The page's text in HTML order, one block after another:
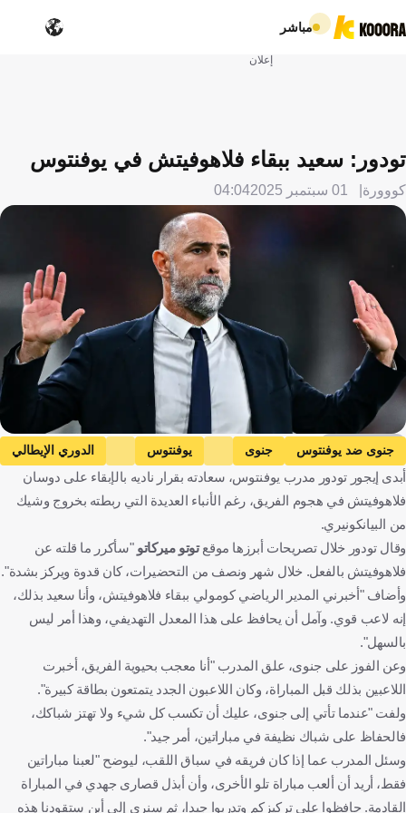
مباشر
إعلان
تودور: سعيد ببقاء فلاهوفيتش في يوفنتوس
كووورة 01 سبتمبر 2025 04:04
جنوى ضد يوفنتوس جنوى يوفنتوس
الدوري الإيطالي
دوشان فلاهوفيتش
إيغور تودور إيطاليا كرة قدم
أبدى إيجور تودور مدرب يوفنتوس، سعادته بقرار ناديه بالإبقاء على دوسان
فلاهوفيتش في هجوم الفريق، رغم الأنباء العديدة التي ربطته بخروج وشيك
من البيانكونيري.
وقال تودور خلال تصريحات أبرزها موقعتوتو ميركاتو "سأكرر ما قلته عن
فلاهوفيتش بالفعل. خلال شهر ونصف من التحضيرات، كان قدوة ويركز بشدة".
وأضاف "أخبرني المدير الرياضي كومولي ببقاء فلاهوفيتش، وأنا سعيد بذلك،
إنه لاعب قوي. وآمل أن يحافظ على هذا المعدل التهديفي، وهذا أمر ليس
بالسهل".
وعن الفوز على جنوى، علق المدرب "أنا معجب بحيوية الفريق، أخبرت
اللاعبين بذلك قبل المباراة، وكان اللاعبون الجدد يتمتعون بطاقة كبيرة".
ولفت "عندما تأتي إلى جنوى، عليك أن تكسب كل شيء ولا تهتز شباكك،
فالحفاظ على شباك نظيفة في مباراتين، أمر جيد".
وسئل المدرب عما إذا كان فريقه في سباق اللقب، ليوضح "لعبنا مباراتين
فقط، أريد أن ألعب مباراة تلو الأخرى، وأن أبذل قصارى جهدي في المباراة
القادمة. حافظوا على تركيزكم وتدربوا جيدا، ثم سنرى إلى أين ستقودنا هذه